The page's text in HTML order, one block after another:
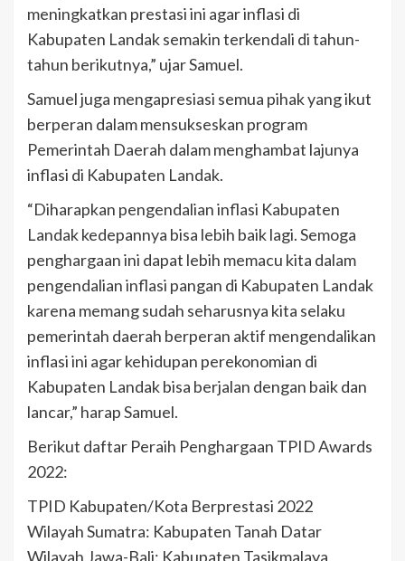
meningkatkan prestasi ini agar inflasi di
Kabupaten Landak semakin terkendali di tahun-
tahun berikutnya,” ujar Samuel.
Samuel juga mengapresiasi semua pihak yang ikut
berperan dalam mensukseskan program
Pemerintah Daerah dalam menghambat lajunya
inflasi di Kabupaten Landak.
“Diharapkan pengendalian inflasi Kabupaten
Landak kedepannya bisa lebih baik lagi. Semoga
penghargaan ini dapat lebih memacu kita dalam
pengendalian inflasi pangan di Kabupaten Landak
karena memang sudah seharusnya kita selaku
pemerintah daerah berperan aktif mengendalikan
inflasi ini agar kehidupan perekonomian di
Kabupaten Landak bisa berjalan dengan baik dan
lancar,” harap Samuel.
Berikut daftar Peraih Penghargaan TPID Awards
2022:
TPID Kabupaten/Kota Berprestasi 2022
Wilayah Sumatra: Kabupaten Tanah Datar
Wilayah Jawa-Bali: Kabupaten Tasikmalaya